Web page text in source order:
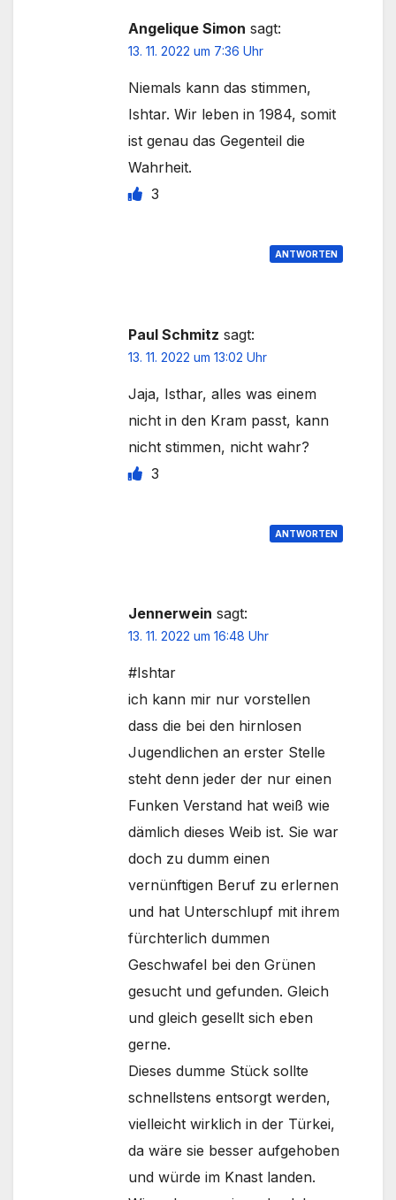
Angelique Simon sagt:
13. 11. 2022 um 7:36 Uhr
Niemals kann das stimmen,
Ishtar. Wir leben in 1984, somit
ist genau das Gegenteil die
Wahrheit.
3
ANTWORTEN
Paul Schmitz sagt:
13. 11. 2022 um 13:02 Uhr
Jaja, Isthar, alles was einem
nicht in den Kram passt, kann
nicht stimmen, nicht wahr?
3
ANTWORTEN
Jennerwein sagt:
13. 11. 2022 um 16:48 Uhr
#Ishtar
ich kann mir nur vorstellen
dass die bei den hirnlosen
Jugendlichen an erster Stelle
steht denn jeder der nur einen
Funken Verstand hat weiß wie
dämlich dieses Weib ist. Sie war
doch zu dumm einen
vernünftigen Beruf zu erlernen
und hat Unterschlupf mit ihrem
fürchterlich dummen
Geschwafel bei den Grünen
gesucht und gefunden. Gleich
und gleich gesellt sich eben
gerne.
Dieses dumme Stück sollte
schnellstens entsorgt werden,
vielleicht wirklich in der Türkei,
da wäre sie besser aufgehoben
und würde im Knast landen.